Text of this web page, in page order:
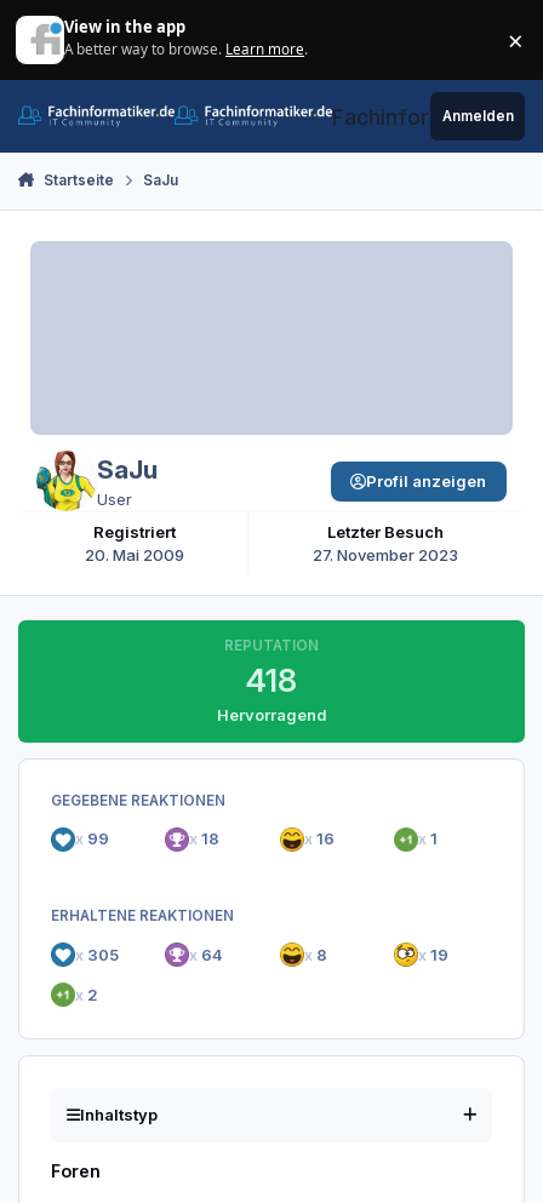
View in the app
A better way to browse. Learn more. ×
Fachinformatiker.de
Anmelden
Startseite SaJu
SaJu
User
Registriert
20. Mai 2009
Letzter Besuch
27. November 2023
Profil anzeigen
REPUTATION
418
Hervorragend
GEGEBENE REAKTIONEN
x 99 x 18 x 16 x 1
ERHALTENE REAKTIONEN
x 305 x 64 x 8 x 19
x 2
Inhaltstyp
Foren